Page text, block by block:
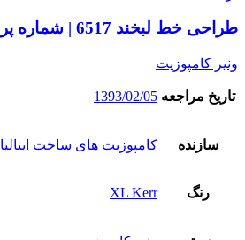
طراحی خط لبخند 6517 | شماره پرونده : 6517
ونیر کامپوزیت
تاریخ مراجعه 1393/02/05
سازنده کامپوزیت های ساخت ایتالیا
رنگ XL Kerr